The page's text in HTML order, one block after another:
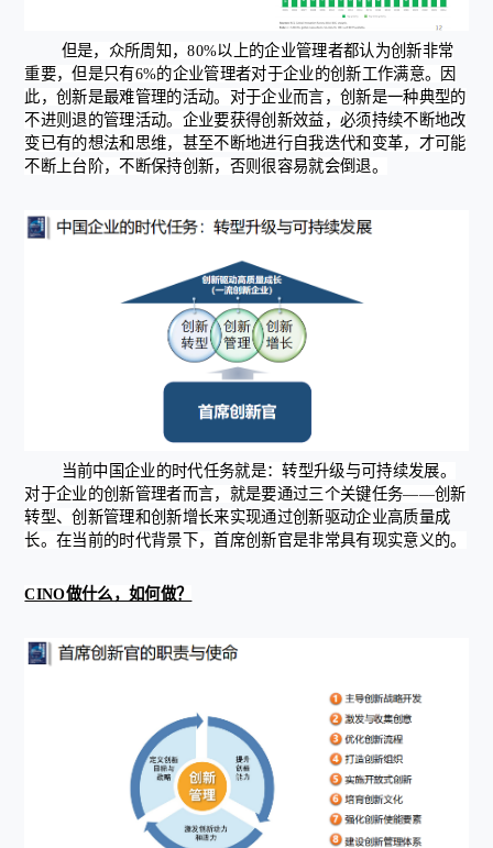
但是，众所周知，80%以上的企业管理者都认为创新非常
重要，但是只有6%的企业管理者对于企业的创新工作满意。因
此，创新是最难管理的活动。对于企业而言，创新是一种典型的
不进则退的管理活动。企业要获得创新效益，必须持续不断地改
变已有的想法和思维，甚至不断地进行自我迭代和变革，才可能
不断上台阶，不断保持创新，否则很容易就会倒退。
当前中国企业的时代任务就是：转型升级与可持续发展。
对于企业的创新管理者而言，就是要通过三个关键任务——创新
转型、创新管理和创新增长来实现通过创新驱动企业高质量成
长。在当前的时代背景下，首席创新官是非常具有现实意义的。
CINO做什么，如何做？